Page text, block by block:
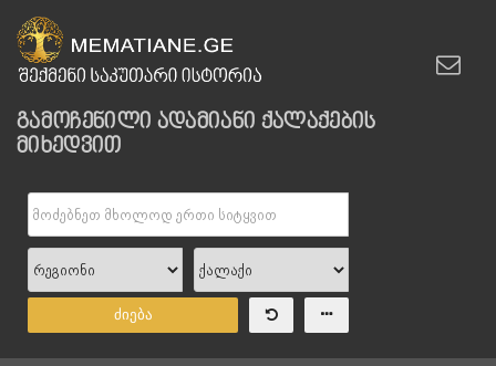
გამოჩენილი ადამიანი ქალაქების
მიხედვით
ძიება